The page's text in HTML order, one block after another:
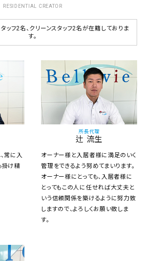
RESIDENTIAL CREATOR
ッフ2名、クリーンスタッフ2名が在籍しておりま
す。
常に入
掛け精
所長代理
辻 流生
オーナー様と入居者様に満足のいく
管理をできるよう努めてまいります。
オーナー様にとっても、入居者様に
とってもこの人に任せれば大丈夫と
いう信頼関係を築けるように努力致
しますので、よろしくお願い致しま
す。